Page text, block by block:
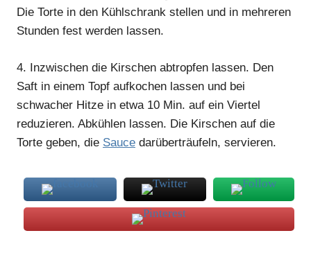
Die Torte in den Kühlschrank stellen und in mehreren
Stunden fest werden lassen.
4. Inzwischen die Kirschen abtropfen lassen. Den
Saft in einem Topf aufkochen lassen und bei
schwacher Hitze in etwa 10 Min. auf ein Viertel
reduzieren. Abkühlen lassen. Die Kirschen auf die
Torte geben, die Sauce darüberträufeln, servieren.